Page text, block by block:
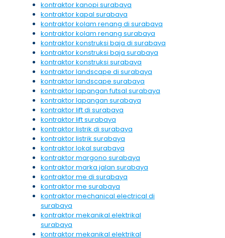
kontraktor kanopi surabaya
kontraktor kapal surabaya
kontraktor kolam renang di surabaya
kontraktor kolam renang surabaya
kontraktor konstruksi baja di surabaya
kontraktor konstruksi baja surabaya
kontraktor konstruksi surabaya
kontraktor landscape di surabaya
kontraktor landscape surabaya
kontraktor lapangan futsal surabaya
kontraktor lapangan surabaya
kontraktor lift di surabaya
kontraktor lift surabaya
kontraktor listrik di surabaya
kontraktor listrik surabaya
kontraktor lokal surabaya
kontraktor margono surabaya
kontraktor marka jalan surabaya
kontraktor me di surabaya
kontraktor me surabaya
kontraktor mechanical electrical di
surabaya
kontraktor mekanikal elektrikal
surabaya
kontraktor mekanikal elektrikal